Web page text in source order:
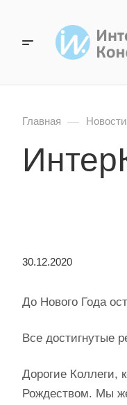
Главная — Новости
30.12.2020
До Нового Года
Все достигнутые
Дорогие Коллеги,
Рождеством. Мы